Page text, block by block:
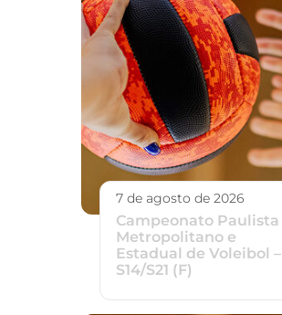
7 de agosto de 2026
Campeonato Paulista
Metropolitano e
Estadual de Voleibol –
S14/S21 (F)